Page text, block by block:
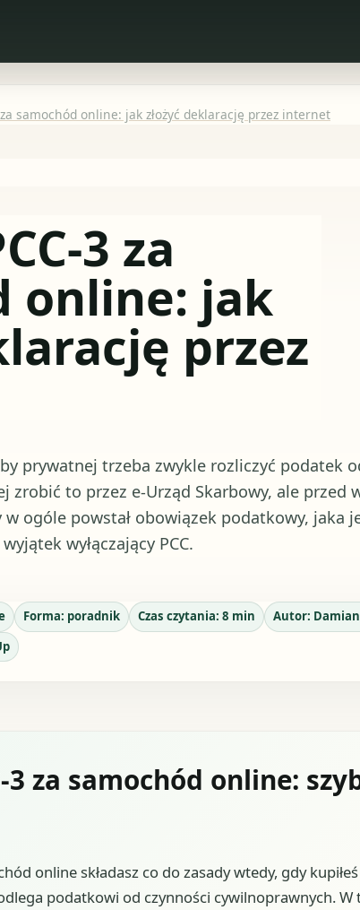
za samochód online: jak złożyć deklarację przez internet
3 za
online: jak
przez
prywatnej trzeba zwykle rozliczyć podatek
to przez e-Urząd Skarbowy, ale przed
ogóle powstał obowiązek podatkowy, jaka
wyłączający PCC.
Forma: poradnik Czas czytania: 8 min Autor:
3 za samochód online:
online składasz co do zasady wtedy, gdy
podatkowi od czynności cywilnoprawnych. W